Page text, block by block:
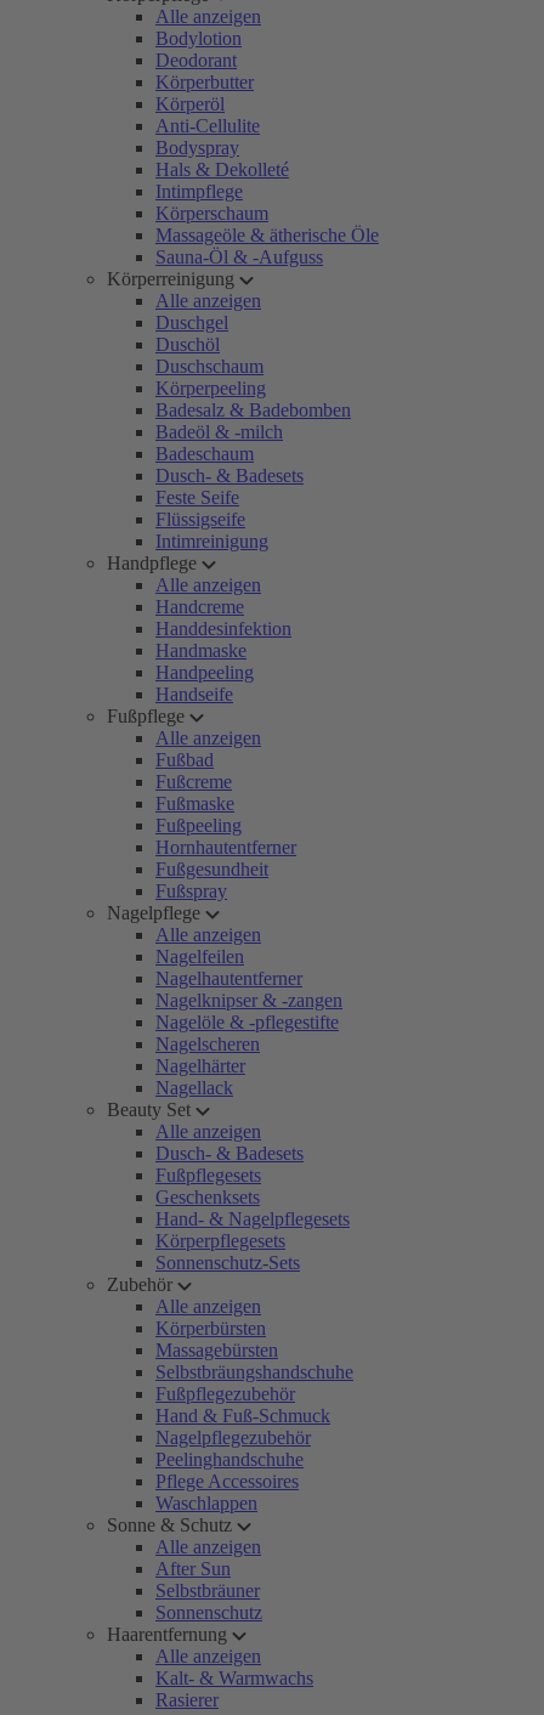
Alle anzeigen
Bodylotion
Deodorant
Körperbutter
Körperöl
Anti-Cellulite
Bodyspray
Hals & Dekolleté
Intimpflege
Körperschaum
Massageöle & ätherische Öle
Sauna-Öl & -Aufguss
Körperreinigung
Alle anzeigen
Duschgel
Duschöl
Duschschaum
Körperpeeling
Badesalz & Badebomben
Badeöl & -milch
Badeschaum
Dusch- & Badesets
Feste Seife
Flüssigseife
Intimreinigung
Handpflege
Alle anzeigen
Handcreme
Handdesinfektion
Handmaske
Handpeeling
Handseife
Fußpflege
Alle anzeigen
Fußbad
Fußcreme
Fußmaske
Fußpeeling
Hornhautentferner
Fußgesundheit
Fußspray
Nagelpflege
Alle anzeigen
Nagelfeilen
Nagelhautentferner
Nagelknipser & -zangen
Nagelöle & -pflegestifte
Nagelscheren
Nagelhärter
Nagellack
Beauty Set
Alle anzeigen
Dusch- & Badesets
Fußpflegesets
Geschenksets
Hand- & Nagelpflegesets
Körperpflegesets
Sonnenschutz-Sets
Zubehör
Alle anzeigen
Körperbürsten
Massagebürsten
Selbstbräungshandschuhe
Fußpflegezubehör
Hand & Fuß-Schmuck
Nagelpflegezubehör
Peelinghandschuhe
Pflege Accessoires
Waschlappen
Sonne & Schutz
Alle anzeigen
After Sun
Selbstbräuner
Sonnenschutz
Haarentfernung
Alle anzeigen
Kalt- & Warmwachs
Rasierer